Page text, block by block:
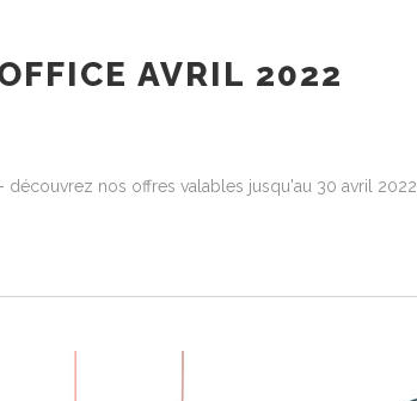
AVRIL 2022
découvrez nos offres valables jusqu'au 30 avril 2022.